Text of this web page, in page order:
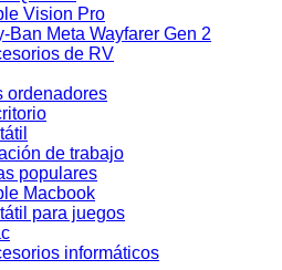
Vision Pro
Ban Meta Wayfarer Gen 2
de RV
ordenadores
de trabajo
populares
Macbook
para juegos
informáticos